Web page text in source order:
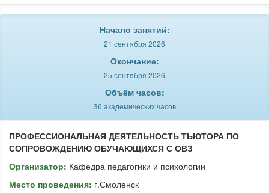
Начало занятий:
21 сентября 2026
Окончание:
25 сентября 2026
Объём часов:
36 академических часов
ПРОФЕССИОНАЛЬНАЯ ДЕЯТЕЛЬНОСТЬ ТЬЮТОРА ПО
СОПРОВОЖДЕНИЮ ОБУЧАЮЩИХСЯ С ОВЗ
Организатор: Кафедра педагогики и психологии
Место проведения: г.Смоленск